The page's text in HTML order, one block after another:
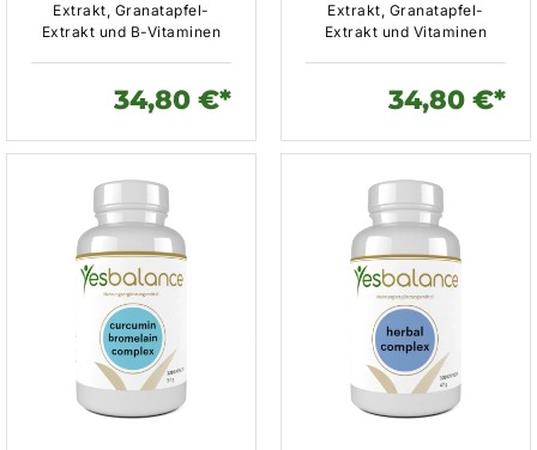
Extrakt, Granatapfel-
Extrakt und B-Vitaminen
34,80 €*
Extrakt, Granatapfel-
Extrakt und Vitaminen
34,80 €*